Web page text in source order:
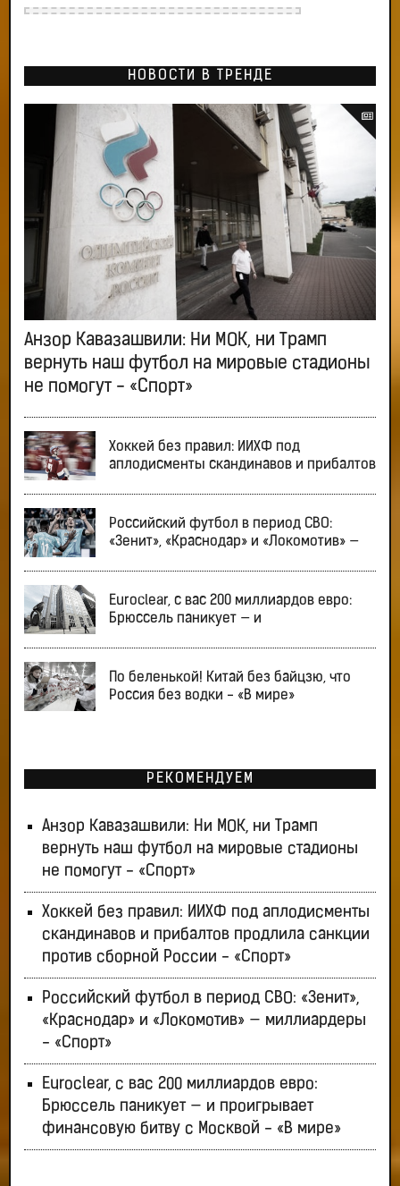
НОВОСТИ В ТРЕНДЕ
Анзор Кавазашвили: Ни МОК, ни Трамп
вернуть наш футбол на мировые стадионы
не помогут - «Спорт»
Хоккей без правил: ИИХФ под
аплодисменты скандинавов и прибалтов
Российский футбол в период СВО:
«Зенит», «Краснодар» и «Локомотив» —
Euroclear, с вас 200 миллиардов евро:
Брюссель паникует — и
По беленькой! Китай без байцзю, что
Россия без водки - «В мире»
РЕКОМЕНДУЕМ
Анзор Кавазашвили: Ни МОК, ни Трамп
вернуть наш футбол на мировые стадионы
не помогут - «Спорт»
Хоккей без правил: ИИХФ под аплодисменты
скандинавов и прибалтов продлила санкции
против сборной России - «Спорт»
Российский футбол в период СВО: «Зенит»,
«Краснодар» и «Локомотив» — миллиардеры
- «Спорт»
Euroclear, с вас 200 миллиардов евро:
Брюссель паникует — и проигрывает
финансовую битву с Москвой - «В мире»